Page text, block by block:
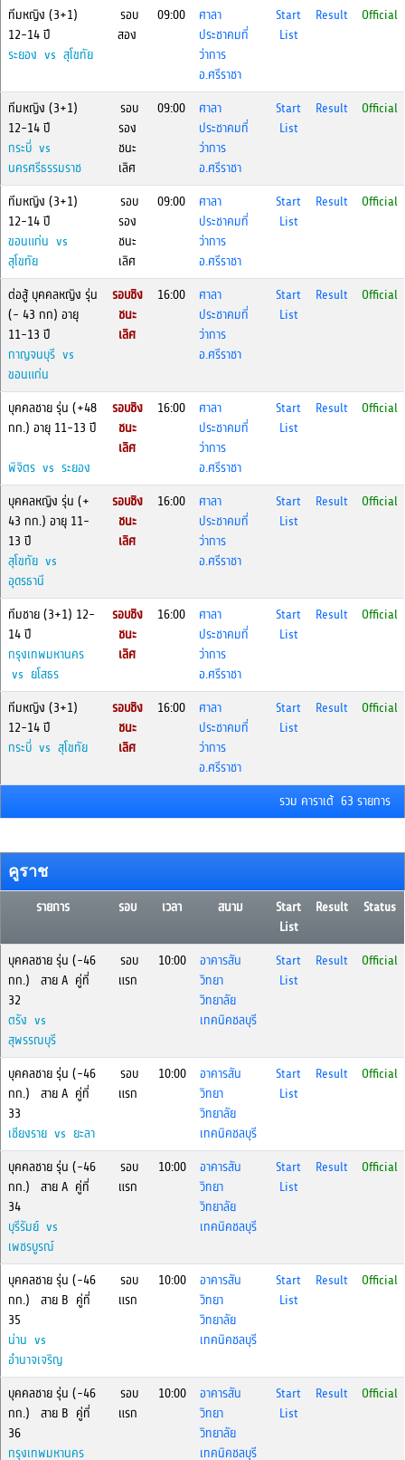
ทีมหญิง (3+1)
12-14 ปี
ระยอง vs สุโขทัย
รอบ
สอง
09:00
ศาลา
ประชาคมที่
ว่าการ
อ.ศรีราชา
Start
List
Result Official
ทีมหญิง (3+1)
12-14 ปี
กระบี่ vs
นครศรีธรรมราช
รอบ
รอง
ชนะ
เลิศ
09:00
ศาลา
ประชาคมที่
ว่าการ
อ.ศรีราชา
Start
List
Result Official
ทีมหญิง (3+1)
12-14 ปี
ขอนแก่น vs
สุโขทัย
รอบ
รอง
ชนะ
เลิศ
09:00
ศาลา
ประชาคมที่
ว่าการ
อ.ศรีราชา
Start
List
Result Official
ต่อสู้ บุคคลหญิง รุ่น
(- 43 กก) อายุ
11-13 ปี
กาญจนบุรี vs
ขอนแก่น
รอบชิง
ชนะ
เลิศ
16:00
ศาลา
ประชาคมที่
ว่าการ
อ.ศรีราชา
Start
List
Result Official
บุคคลชาย รุ่น (+48
กก.) อายุ 11-13 ปี
พิจิตร vs ระยอง
รอบชิง
ชนะ
เลิศ
16:00
ศาลา
ประชาคมที่
ว่าการ
อ.ศรีราชา
Start
List
Result Official
บุคคลหญิง รุ่น (+
43 กก.) อายุ 11-
13 ปี
สุโขทัย vs
อุดรธานี
รอบชิง
ชนะ
เลิศ
16:00
ศาลา
ประชาคมที่
ว่าการ
อ.ศรีราชา
Start
List
Result Official
ทีมชาย (3+1) 12-
14 ปี
กรุงเทพมหานคร
vs ยโสธร
รอบชิง
ชนะ
เลิศ
16:00
ศาลา
ประชาคมที่
ว่าการ
อ.ศรีราชา
Start
List
Result Official
ทีมหญิง (3+1)
12-14 ปี
กระบี่ vs สุโขทัย
รอบชิง
ชนะ
เลิศ
16:00
ศาลา
ประชาคมที่
ว่าการ
อ.ศรีราชา
Start
List
Result Official
รวม คาราเต้ 63 รายการ
คูราช
รายการ รอบ เวลา สนาม
Start
List
Result Status
บุคคลชาย รุ่น (-46
กก.) สาย A คู่ที่
32
ตรัง vs
สุพรรณบุรี
รอบ
แรก
10:00
อาคารสัน
วิทยา
วิทยาลัย
เทคนิคชลบุรี
Start
List
Result Official
บุคคลชาย รุ่น (-46
กก.) สาย A คู่ที่
33
เชียงราย vs ยะลา
รอบ
แรก
10:00
อาคารสัน
วิทยา
วิทยาลัย
เทคนิคชลบุรี
Start
List
Result Official
บุคคลชาย รุ่น (-46
กก.) สาย A คู่ที่
34
บุรีรัมย์ vs
เพชรบูรณ์
รอบ
แรก
10:00
อาคารสัน
วิทยา
วิทยาลัย
เทคนิคชลบุรี
Start
List
Result Official
บุคคลชาย รุ่น (-46
กก.) สาย B คู่ที่
35
น่าน vs
อำนาจเจริญ
รอบ
แรก
10:00
อาคารสัน
วิทยา
วิทยาลัย
เทคนิคชลบุรี
Start
List
Result Official
บุคคลชาย รุ่น (-46
กก.) สาย B คู่ที่
36
กรุงเทพมหานคร
รอบ
แรก
10:00
อาคารสัน
วิทยา
วิทยาลัย
เทคนิคชลบุรี
Start
List
Result Official